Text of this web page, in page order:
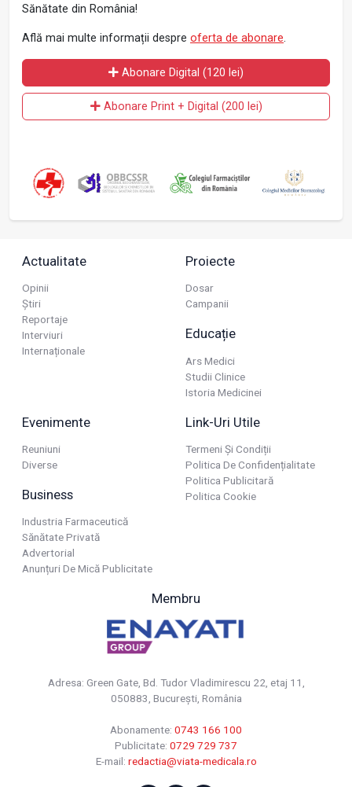
Sănătate din România!
Află mai multe informații despre oferta de abonare.
Abonare Digital (120 lei)
Abonare Print + Digital (200 lei)
Actualitate
Opinii
Știri
Reportaje
Interviuri
Internaționale
Proiecte
Dosar
Campanii
Educație
Ars Medici
Studii Clinice
Istoria Medicinei
Evenimente
Reuniuni
Diverse
Business
Industria Farmaceutică
Sănătate Privată
Advertorial
Anunțuri De Mică Publicitate
Link-Uri Utile
Termeni Și Condiții
Politica De Confidențialitate
Politica Publicitară
Politica Cookie
Membru
Adresa: Green Gate, Bd. Tudor Vladimirescu 22, etaj 11,
050883, Bucureşti, România
Abonamente: 0743 166 100
Publicitate: 0729 729 737
E-mail: redactia@viata-medicala.ro